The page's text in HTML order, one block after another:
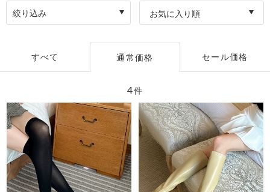
絞り込み お気に入り順
すべて 通常価格 セール価格
4件